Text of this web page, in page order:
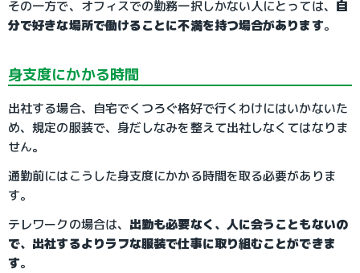
その一方で、オフィスでの勤務一択しかない人にとっては、 自
分で好きな場所で働けることに不満を持つ場合があります。
身支度にかかる時間
出社する場合、自宅でくつろぐ格好で行くわけにはいかないた
め、規定の服装で、身だしなみを整えて出社しなくてはなりま
せん。
通勤前にはこうした身支度にかかる時間を取る必要がありま
す。
テレワークの場合は、 出勤も必要なく、人に会うこともないの
で、出社するよりラフな服装で仕事に取り組むことができま
す。